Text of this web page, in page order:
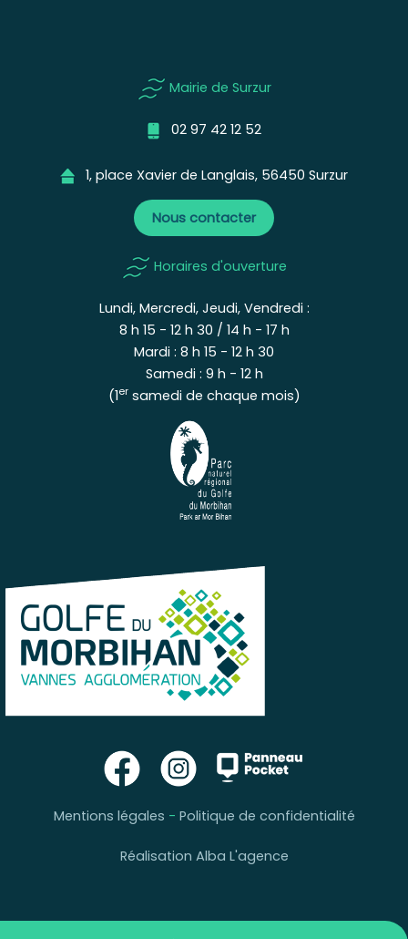
Mairie de Surzur
02 97 42 12 52
1, place Xavier de Langlais, 56450 Surzur
Nous contacter
Horaires d'ouverture
Lundi, Mercredi, Jeudi, Vendredi :
8 h 15 - 12 h 30 / 14 h - 17 h
Mardi : 8 h 15 - 12 h 30
Samedi : 9 h - 12 h
(1ersamedi de chaque mois)
Mentions légales - Politique de confidentialité
Réalisation Alba L'agence